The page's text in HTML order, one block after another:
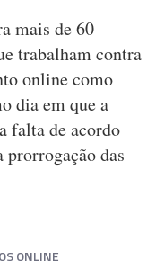
mais de 60
trabalham contra
online como
dia em que a
falta de acordo
prorrogação das
ONLINE